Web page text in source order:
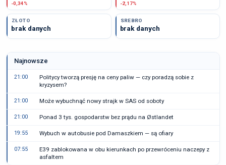
-0,34% -2,17%
ZŁOTO
brak danych
SREBRO
brak danych
Najnowsze
21:00
Politycy tworzą presję na ceny paliw — czy poradzą sobie z
kryzysem?
21:00 Może wybuchnąć nowy strajk w SAS od soboty
21:00 Ponad 3 tys. gospodarstw bez prądu na Østlandet
19:55 Wybuch w autobusie pod Damaszkiem — są ofiary
07:55
E39 zablokowana w obu kierunkach po przewróceniu naczepy z
asfaltem